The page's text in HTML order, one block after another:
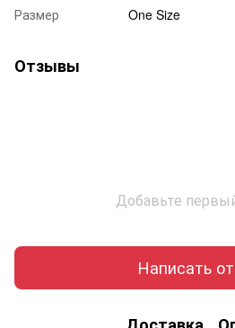
Размер
One Size
Отзывы
Добавьте
Написать